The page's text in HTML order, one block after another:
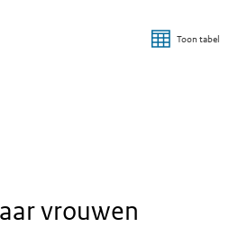
Toon tabel
vrouwen